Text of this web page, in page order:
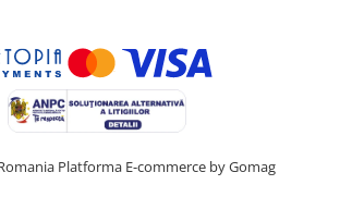
Platforma E-commerce by Gomag